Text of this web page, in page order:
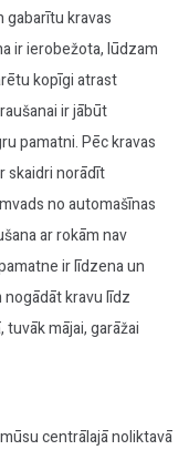
gabarītu kravas
ir ierobežota, lūdzam
kopīgi atrast
ir jābūt
pamatni. Pēc kravas
skaidri norādīt
no automašīnas
ar rokām nav
ir līdzena un
kravu līdz
mājai, garāžai
centrālajā noliktavā